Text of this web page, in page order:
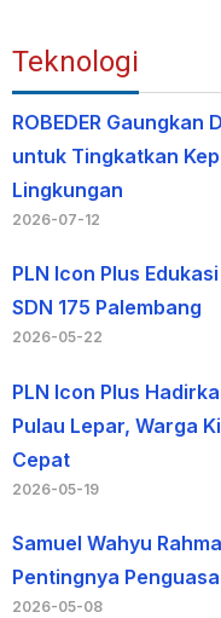
Teknologi
ROBEDER Gaungkan
untuk Tingkatkan
Lingkungan
2026-07-12
PLN Icon Plus
SDN 175 Palembang
2026-05-22
PLN Icon Plus
Pulau Lepar, Warga
Cepat
2026-05-19
Samuel Wahyu
Pentingnya
2026-05-08